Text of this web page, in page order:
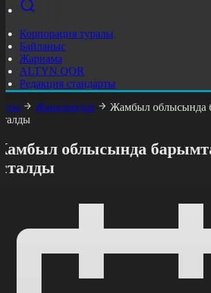
Корпорация туралы
Байланыс
Жарнама
ALTYN QOR
Редакция стандарты
Жаңалықтар
Жамбыл облысында
облысында